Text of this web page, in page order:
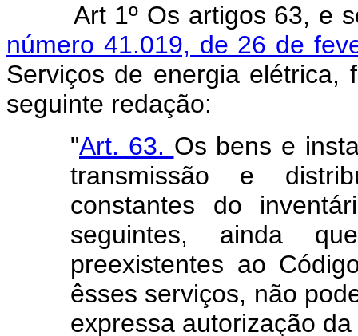
Art 1º Os artigos 63, e
número 41.019, de 26 de
Serviços de energia elétrica,
seguinte redação:
"Art. 63. Os bens e
transmissão e
constantes do
seguintes, ainda
preexistentes ao
êsses serviços, não
expressa autorização